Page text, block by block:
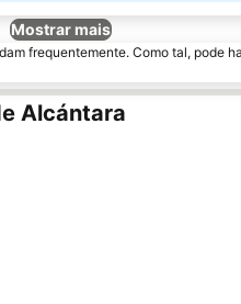
Mostrar mais
frequentemente. Como tal, pode
Alcántara